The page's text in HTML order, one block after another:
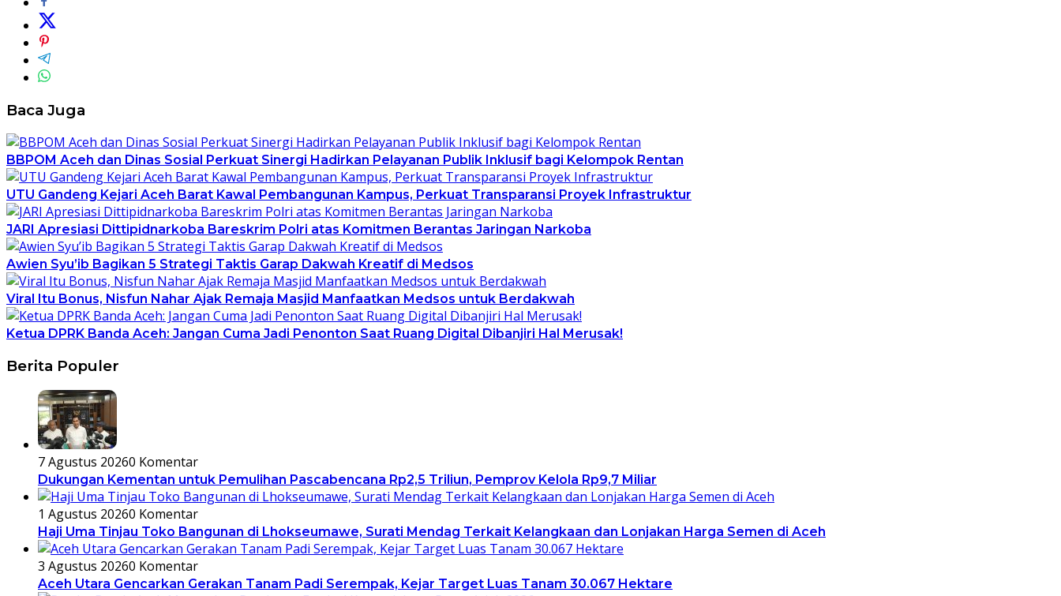
Baca Juga
BBPOM Aceh dan Dinas Sosial Perkuat Sinergi Hadirkan Pelayanan Publik Inklusif bagi Kelompok Rentan
UTU Gandeng Kejari Aceh Barat Kawal Pembangunan Kampus, Perkuat Transparansi Proyek Infrastruktur
JARI Apresiasi Dittipidnarkoba Bareskrim Polri atas Komitmen Berantas Jaringan Narkoba
Awien Syu’ib Bagikan 5 Strategi Taktis Garap Dakwah Kreatif di Medsos
Viral Itu Bonus, Nisfun Nahar Ajak Remaja Masjid Manfaatkan Medsos untuk Berdakwah
Ketua DPRK Banda Aceh: Jangan Cuma Jadi Penonton Saat Ruang Digital Dibanjiri Hal Merusak!
Berita Populer
7 Agustus 20260 Komentar
Dukungan Kementan untuk Pemulihan Pascabencana Rp2,5 Triliun, Pemprov Kelola Rp9,7 Miliar
1 Agustus 20260 Komentar
Haji Uma Tinjau Toko Bangunan di Lhokseumawe, Surati Mendag Terkait Kelangkaan dan Lonjakan Harga Semen di Aceh
3 Agustus 20260 Komentar
Aceh Utara Gencarkan Gerakan Tanam Padi Serempak, Kejar Target Luas Tanam 30.067 Hektare